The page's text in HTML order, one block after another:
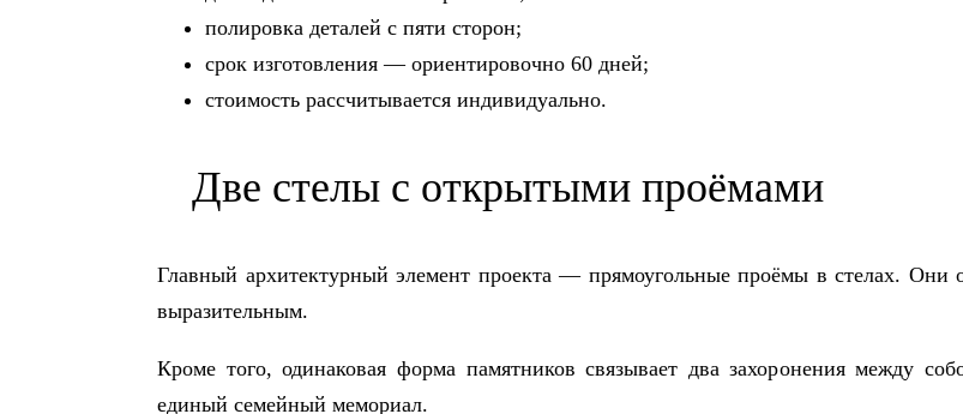
полировка деталей с пяти сторон;
срок изготовления — ориентировочно 60 дней;
стоимость рассчитывается индивидуально.
Две стелы с открытыми проёмами
Главный архитектурный элемент проекта — прямоугольные проёмы в стелах. Они
выразительным.
Кроме того, одинаковая форма памятников связывает два захоронения между
единый семейный мемориал.